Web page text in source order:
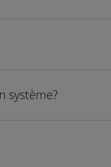
système?